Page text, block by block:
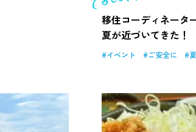
移住コーディネータ
夏が近づいてきた！
イベント ご安全に 夏